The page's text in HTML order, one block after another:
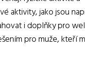
aktivity, jako jsou
i doplňky pro
pro muže, kteří